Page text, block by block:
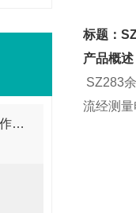
横河涡街流量计的工作原理与操作要点是什么？
标题：
产品概述
SZ283
流经测